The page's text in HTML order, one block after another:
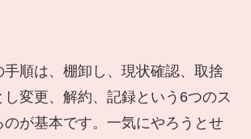
順は、棚卸し、現状確認、取捨
変更、解約、記録という6つのス
のが基本です。一気にやろうとせ